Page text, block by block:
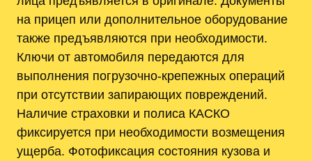
на прицеп или дополнительное оборудование
также предъявляются при необходимости.
Ключи от автомобиля передаются для
выполнения погрузочно-крепежных операций
при отсутствии запирающих повреждений.
Наличие страховки и полиса КАСКО
фиксируется при необходимости возмещения
ущерба. Фотофиксация состояния кузова и